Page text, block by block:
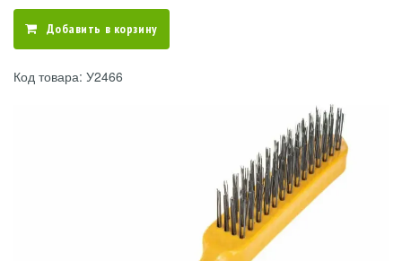
Добавить в корзину
Код товара: У2466